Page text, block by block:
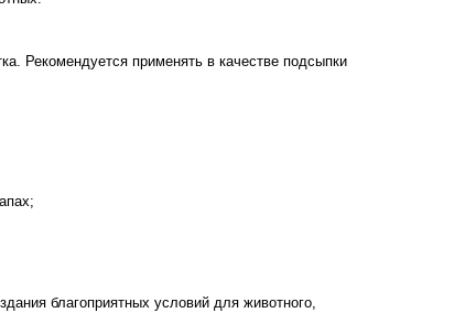
Рекомендуется применять в качестве подсыпки
благоприятных условий для животного,